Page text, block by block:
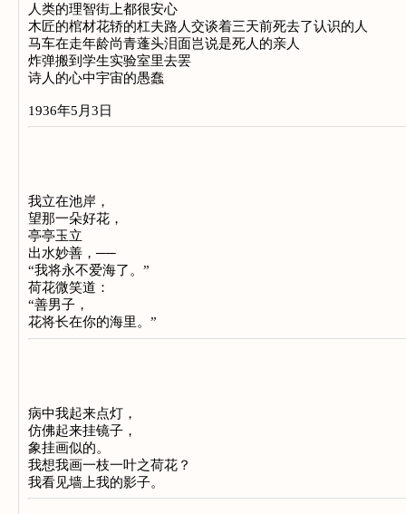
人类的理智街上都很安心
木匠的棺材花轿的杠夫路人交谈着三天前死去了认识的人
马车在走年龄尚青蓬头泪面岂说是死人的亲人
炸弹搬到学生实验室里去罢
诗人的心中宇宙的愚蠢
1936年5月3日
我立在池岸，
望那一朵好花，
亭亭玉立
出水妙善，──
“我将永不爱海了。”
荷花微笑道：
“善男子，
花将长在你的海里。”
病中我起来点灯，
仿佛起来挂镜子，
象挂画似的。
我想我画一枝一叶之荷花？
我看见墙上我的影子。